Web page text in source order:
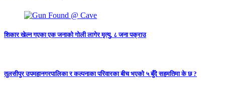
शिकार खेल्न गएका एक जनाको गोली लागेर मृत्यु, ८ जना पक्राउ
तुलसीपुर उपमहानगरपालिका र कल्पनाका परिवारका बीच भएको ५ बुँदे सहमतिमा के छ ?